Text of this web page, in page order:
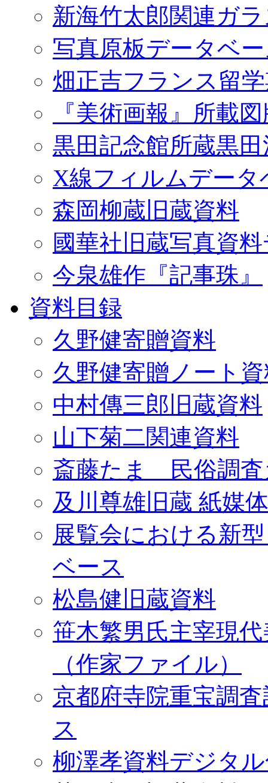
新海竹太郎関連ガ
写真原板データベ
畑正吉フランス留
『美術画報』所載
黒田記念館所蔵黒
X線フィルムデータ
森岡柳蔵旧蔵資料
國華社旧蔵写真資
今泉雄作『記事珠』
資料目録
久野健寄贈資料
久野健寄贈ノート
中村傳三郎旧蔵資料
山下菊二関連資料
斎藤たま 民俗調査
及川尊雄旧蔵 紙媒
展覧会における新
ベース
松島健旧蔵資料
笹木繁男氏主宰現
（作家ファイル）
京都府寺院重宝調
ス
柳澤孝資料デジタ